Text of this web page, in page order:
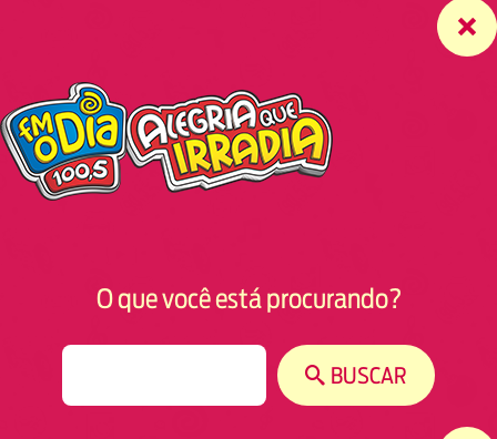
O que você está procurando?
BUSCAR